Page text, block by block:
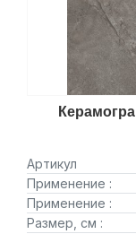
Артикул
Применение :
Применение :
Размер, см :